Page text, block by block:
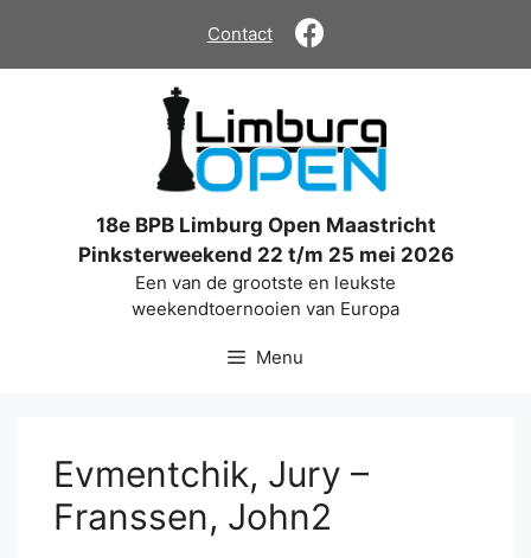
de
Contact
18e BPB Limburg Open Maastricht
Pinksterweekend 22 t/m 25 mei 2026
Een van de grootste en leukste
weekendtoernooien van Europa
Menu
Evmentchik, Jury –
Franssen, John2